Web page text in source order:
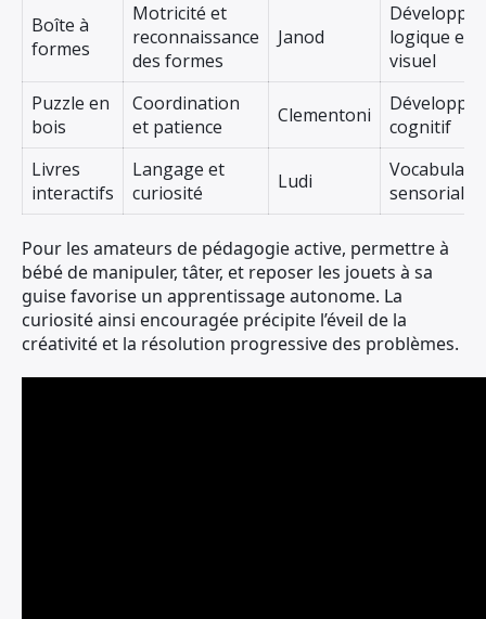
Boîte à
formes
Motricité et
reconnaissance
des formes
Janod
logique et
visuel
Puzzle en
bois
Coordination
et patience
Clementoni
cognitif
Livres
interactifs
Langage et
curiosité
Ludi
sensorialité
Pour les amateurs de pédagogie active, permettre à
bébé de manipuler, tâter, et reposer les jouets à sa
guise favorise un apprentissage autonome. La
curiosité ainsi encouragée précipite l’éveil de la
créativité et la résolution progressive des problèmes.